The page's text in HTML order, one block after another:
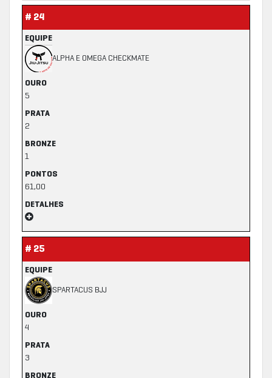
# 24
EQUIPE
ALPHA E OMEGA CHECKMATE
OURO
5
PRATA
2
BRONZE
1
PONTOS
61,00
DETALHES
# 25
EQUIPE
SPARTACUS BJJ
OURO
4
PRATA
3
BRONZE